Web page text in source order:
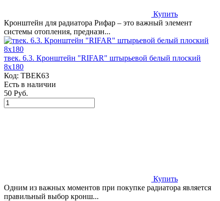
Купить
Кронштейн для радиатора Рифар – это важный элемент
системы отопления, предназн...
твек. 6.3. Кронштейн "RIFAR" штырьевой белый плоский
8х180
Код: ТВЕК63
Есть в наличии
50 Руб.
Купить
Одним из важных моментов при покупке радиатора является
правильный выбор кронш...